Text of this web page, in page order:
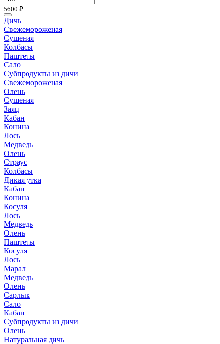
5600 ₽
Дичь
Свежемороженая
Сушеная
Колбасы
Паштеты
Сало
Субпродукты из дичи
Свежемороженая
Олень
Сушеная
Заяц
Кабан
Конина
Лось
Медведь
Олень
Страус
Колбасы
Дикая утка
Кабан
Конина
Косуля
Лось
Медведь
Олень
Паштеты
Косуля
Лось
Марал
Медведь
Олень
Сарлык
Сало
Кабан
Субпродукты из дичи
Олень
Натуральная дичь